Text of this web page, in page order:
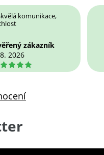
komunikace,
zákazník
2026